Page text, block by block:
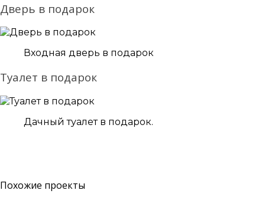
Дверь в подарок
Входная дверь в подарок
Туалет в подарок
Дачный туалет в подарок.
Похожие проекты